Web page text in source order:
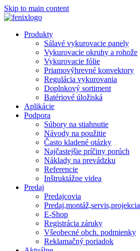
Skip to main content
Produkty
Sálavé vykurovacie panely
Vykurovacie okruhy a rohože
Vykurovacie fólie
Priamovýhrevné konvektory
Regulácia vykurovania
Doplnkový sortiment
Batériové úložiská
Aplikácie
Podpora
Súbory na stiahnutie
Návody na použitie
Často kladené otázky
Najčastejšie príčiny porúch
Náklady na prevádzku
Referencie
Inštruktážne videa
Predaj
Predajcovia
Predaj,montáž,servis,projekcia
E-Shop
Registrácia záruky
Všeobecné obch. podmienky
Reklamačný poriadok